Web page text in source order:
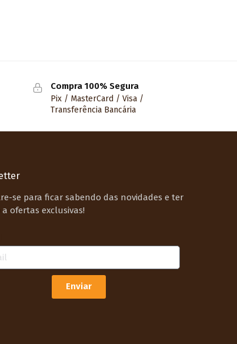
Compra 100% Segura
Pix / MasterCard / Visa /
Transferência Bancária
se para ficar sabendo das novidades e ter
a ofertas exclusivas!
Enviar